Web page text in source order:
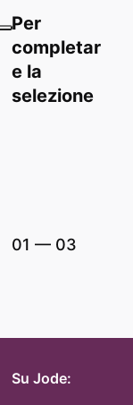
Per
completar
e la
selezione
01 — 03
Su Jode: